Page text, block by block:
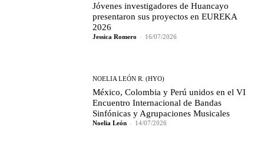
Jóvenes investigadores de Huancayo
presentaron sus proyectos en EUREKA
2026
Jessica Romero - 16/07/2026
NOELIA LEÓN R. (HYO)
México, Colombia y Perú unidos en el VI
Encuentro Internacional de Bandas
Sinfónicas y Agrupaciones Musicales
Noelia León - 14/07/2026